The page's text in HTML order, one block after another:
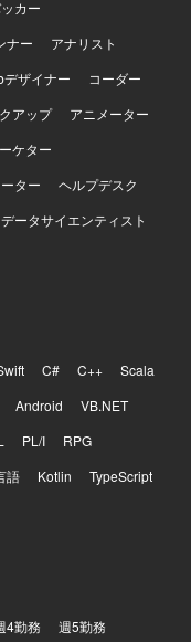
カー
ナー
アナリスト
デザイナー
コーダー
アップ
アニメーター
ケター
ター
ヘルプデスク
データサイエンティスト
C# C++
Scala
Android
VB.NET
PL/I
RPG
語 Kotlin
TypeScript
4勤務 週5勤務